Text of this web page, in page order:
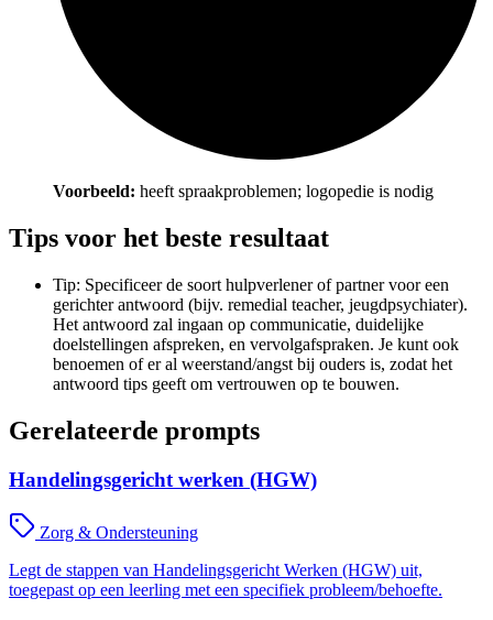
Voorbeeld: heeft spraakproblemen; logopedie is nodig
Tips voor het beste resultaat
Tip: Specificeer de soort hulpverlener of partner voor een
gerichter antwoord (bijv. remedial teacher, jeugdpsychiater).
Het antwoord zal ingaan op communicatie, duidelijke
doelstellingen afspreken, en vervolgafspraken. Je kunt ook
benoemen of er al weerstand/angst bij ouders is, zodat het
antwoord tips geeft om vertrouwen op te bouwen.
Gerelateerde prompts
Handelingsgericht werken (HGW)
Zorg & Ondersteuning
Legt de stappen van Handelingsgericht Werken (HGW) uit,
toegepast op een leerling met een specifiek probleem/behoefte.